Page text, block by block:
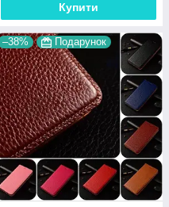
Купити
–38% Подарунок